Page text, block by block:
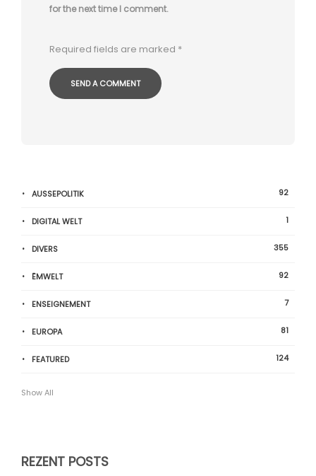
for the next time I comment.
Required fields are marked *
AUSSEPOLITIK 92
DIGITAL WELT 1
DIVERS 355
ËMWELT 92
ENSEIGNEMENT 7
EUROPA 81
FEATURED 124
Show All
REZENT POSTS